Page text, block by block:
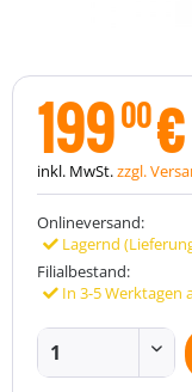
19900€
inkl. MwSt.zzgl.
Onlineversand:
Lagernd
Filialbestand:
In 3-5 Werktagen